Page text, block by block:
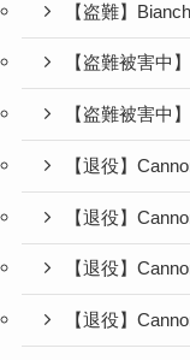
【盗難】
【盗難被害中
【盗難被害中
【退役】
【退役】
【退役】
【退役】